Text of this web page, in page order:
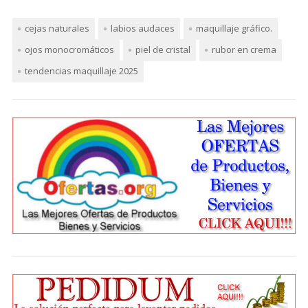
cejas naturales labios audaces
maquillaje gráfico.
ojos monocromáticos
piel de cristal
rubor en crema
tendencias maquillaje 2025